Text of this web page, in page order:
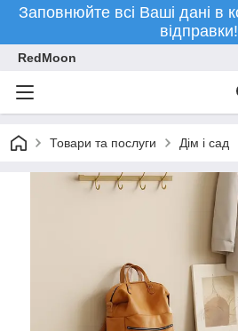
Заповнюйте всі Ваші дані в
відправки!
RedMoon
Товари та послуги Дім і сад